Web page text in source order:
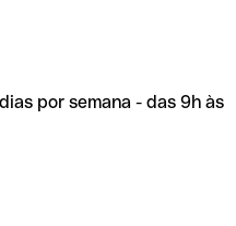
por semana - das 9h às